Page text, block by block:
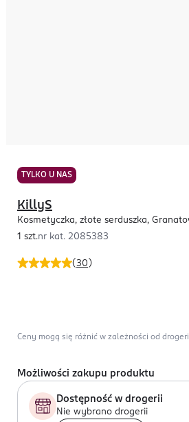
TYLKO U NAS
(30 )
KillyS
Kosmetyczka, złote serduszka,
1 szt.nr kat. 2085383
Ceny mogą się różnić w zależności od
Możliwości zakupu produktu
Dostępność w drogerii
Nie wybrano drogerii